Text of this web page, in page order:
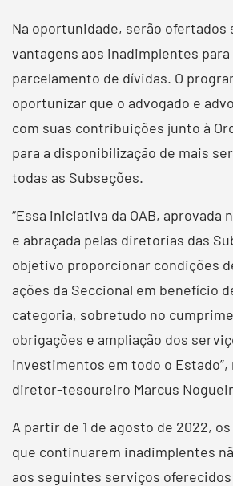
Na oportunidade, serão ofertados
vantagens aos inadimplentes
parcelamento de dívidas. O
oportunizar que o advogado e
com suas contribuições junto à
para a disponibilização de mais
todas as Subseções.
“Essa iniciativa da OAB, aprovada
e abraçada pelas diretorias das
objetivo proporcionar condições
ações da Seccional em benefício
categoria, sobretudo no
obrigações e ampliação dos
investimentos em todo o Estado”,
diretor-tesoureiro Marcus
A partir de 1 de agosto de 2022,
que continuarem inadimplentes
aos seguintes serviços oferecidos